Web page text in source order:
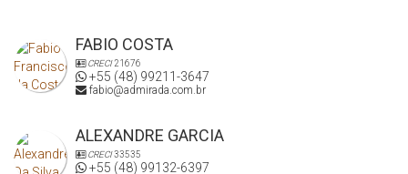
FABIO COSTA
CRECI21676
+55 (48) 99211-3647
fabio@admirada.com.br
ALEXANDRE GARCIA
CRECI33535
+55 (48) 99132-6397